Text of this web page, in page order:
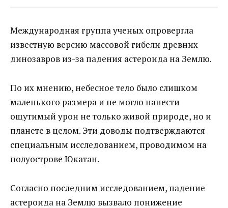
Международная группа ученых опровергла
известную версию массовой гибели древних
динозавров из-за падения астероида на Землю.
По их мнению, небесное тело было слишком
маленького размера и не могло нанести
ощутимый урон не только живой природе, но и
планете в целом. Эти доводы подтверждаются
специальным исследованием, проводимом на
полуострове Юкатан.
Согласно последним исследованием, падение
астероида на Землю вызвало понижение